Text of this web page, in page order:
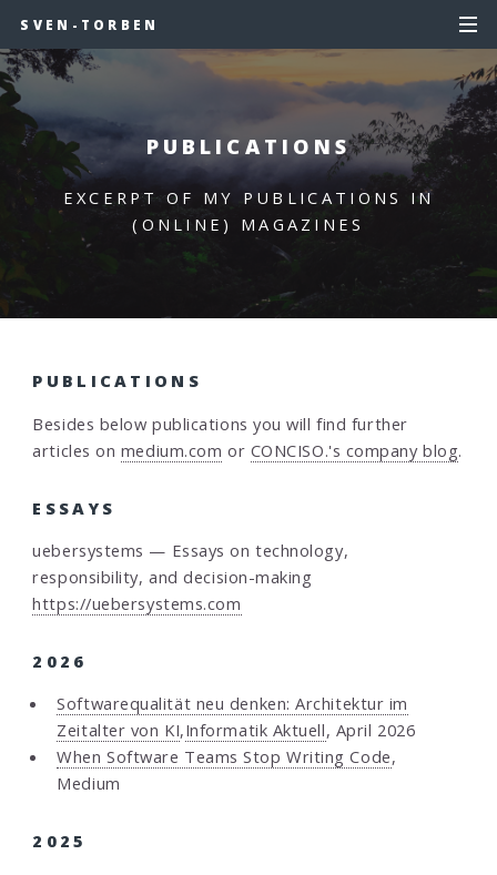
SVEN-TORBEN
PUBLICATIONS
EXCERPT OF MY PUBLICATIONS IN
(ONLINE) MAGAZINES
PUBLICATIONS
Besides below publications you will find further
articles on medium.com or CONCISO.'s company blog.
ESSAYS
uebersystems — Essays on technology,
responsibility, and decision-making
https://uebersystems.com
2026
Softwarequalität neu denken: Architektur im
Zeitalter von KI,Informatik Aktuell, April 2026
When Software Teams Stop Writing Code,
Medium
2025